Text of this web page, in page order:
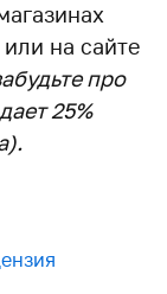
на сайте
про
25%